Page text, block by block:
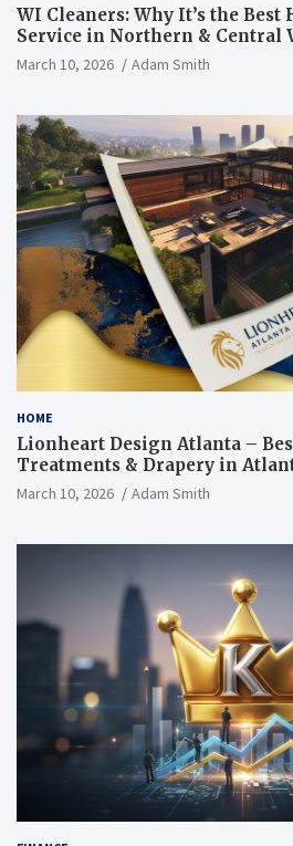
WI Cleaners: Why It’s the Best
Service in Northern & Central
Consultation + Quote)
March 10, 2026 Adam Smith
HOME
Lionheart Design Atlanta –
Treatments & Drapery in
March 10, 2026 Adam Smith